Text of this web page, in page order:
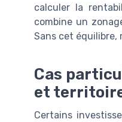
calculer la
combine un
Sans cet équilibre,
Cas
et
Certains